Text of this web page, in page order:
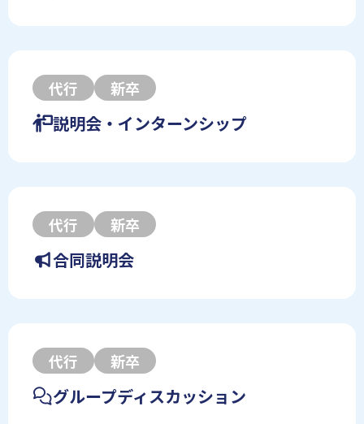
代行 新卒
説明会・インターンシップ
代行 新卒
合同説明会
代行 新卒
グループディスカッション